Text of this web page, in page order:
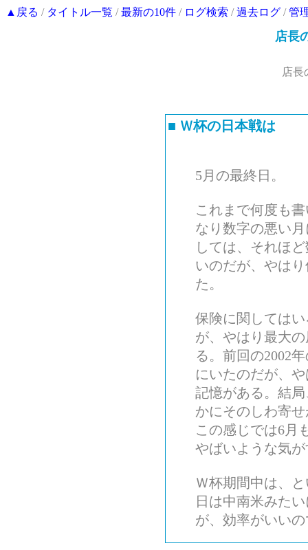
▲戻る / タイトル一覧 /最新の10件 / ログ検索 /過去ログ /管
店長
店長
■ Ｗ杯の日本戦は
5月の最終日。
これまで何度も
なり数字の悪い
しては、それほ
いのだが、やは
た。
保険に関しては
が、やはり最大
る。前回の2002
にいたのだが、
記憶がある。結
かにそのしわ寄
この感じでは6月
やばいような気
Ｗ杯期間中は、
日は中南米みた
が、効率がいい